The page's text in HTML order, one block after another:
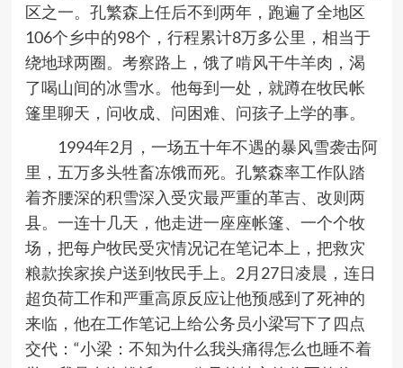
区之一。孔繁森上任后不到两年，跑遍了全地区
106个乡中的98个，行程累计8万多公里，相当于
绕地球两圈。考察路上，饿了啃风干牛羊肉，渴
了喝山间的冰雪水。他每到一处，就蹲在牧民帐
篷里聊天，问收成、问困难、问孩子上学的事。
1994年2月，一场五十年不遇的暴风雪袭击阿
里，五万多头牲畜冻饿而死。孔繁森率工作队踏
着齐腰深的积雪深入受灾最严重的革吉、改则两
县。一连十几天，他走进一座座帐篷、一个个牧
场，把每户牧民受灾情况记在笔记本上，把救灾
粮款挨家挨户送到牧民手上。 2月 27日凌晨，连日
超负荷工作和严重高原反应让他预感到了死神的
来临，他在工作笔记上给公务员小梁写下了四点
交代： “小梁：不知为什么我头痛得怎么也睡不着